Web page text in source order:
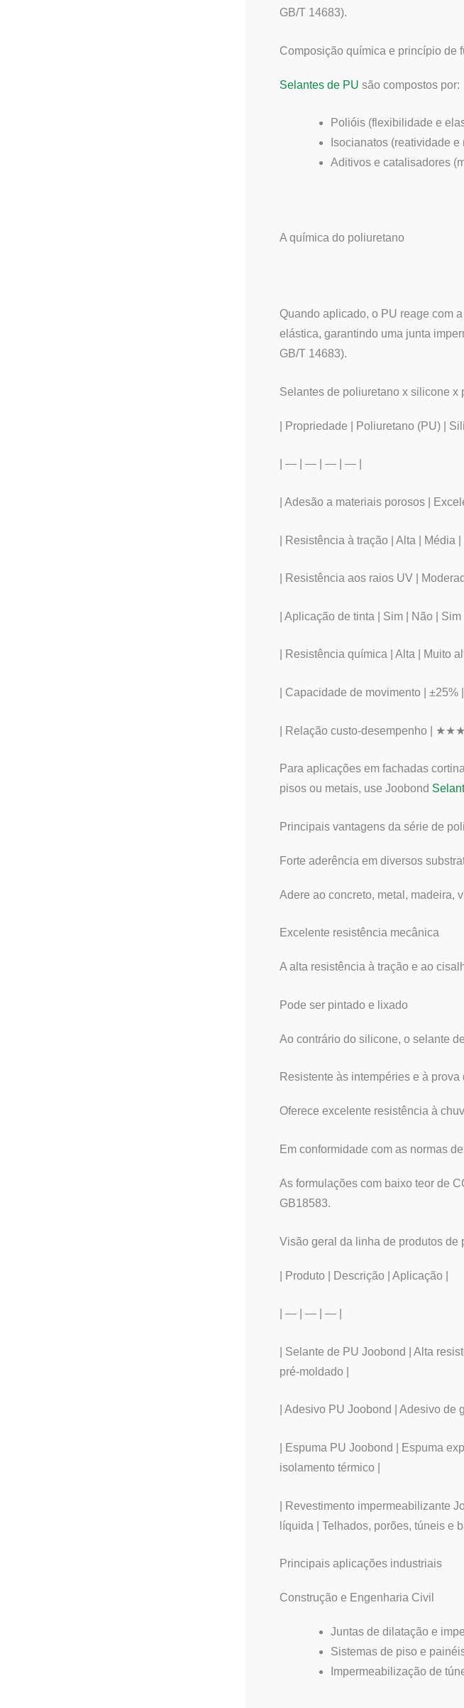
GB/T 14683).
Composição química e princípio de
Selantes de PU são compostos por:
Polióis (flexibilidade e
Isocianatos (reatividade e
Aditivos e catalisadores
A química do poliuretano
Quando aplicado, o PU reage com
elástica, garantindo uma junta
GB/T 14683).
Selantes de poliuretano x silicone x
| Propriedade | Poliuretano (PU) |
| — | — | — | — |
| Adesão a materiais porosos |
| Resistência à tração | Alta | Média |
| Resistência aos raios UV |
| Aplicação de tinta | Sim | Não | Sim |
| Resistência química | Alta | Muito
| Capacidade de movimento | ±25%
| Relação custo-desempenho |
Para aplicações em fachadas
pisos ou metais, use Joobond
Principais vantagens da série de
Forte aderência em diversos
Adere ao concreto, metal, madeira,
Excelente resistência mecânica
A alta resistência à tração e ao
Pode ser pintado e lixado
Ao contrário do silicone, o selante
Resistente às intempéries e à prova
Oferece excelente resistência à
Em conformidade com as normas
As formulações com baixo teor de
GB18583.
Visão geral da linha de produtos de
| Produto | Descrição | Aplicação |
| — | — | — |
| Selante de PU Joobond | Alta
pré-moldado |
| Adesivo PU Joobond | Adesivo de
| Espuma PU Joobond | Espuma
isolamento térmico |
| Revestimento impermeabilizante
líquida | Telhados, porões, túneis e
Principais aplicações industriais
Construção e Engenharia Civil
Juntas de dilatação e
Sistemas de piso e
Impermeabilização de